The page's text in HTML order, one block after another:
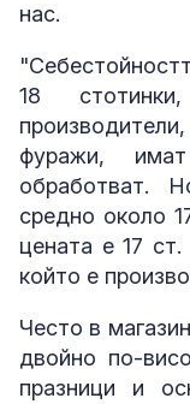
нас.
18
фуражи,
обработват.
средно около
цената е 17
който е
Често в
двойно по-
празници и